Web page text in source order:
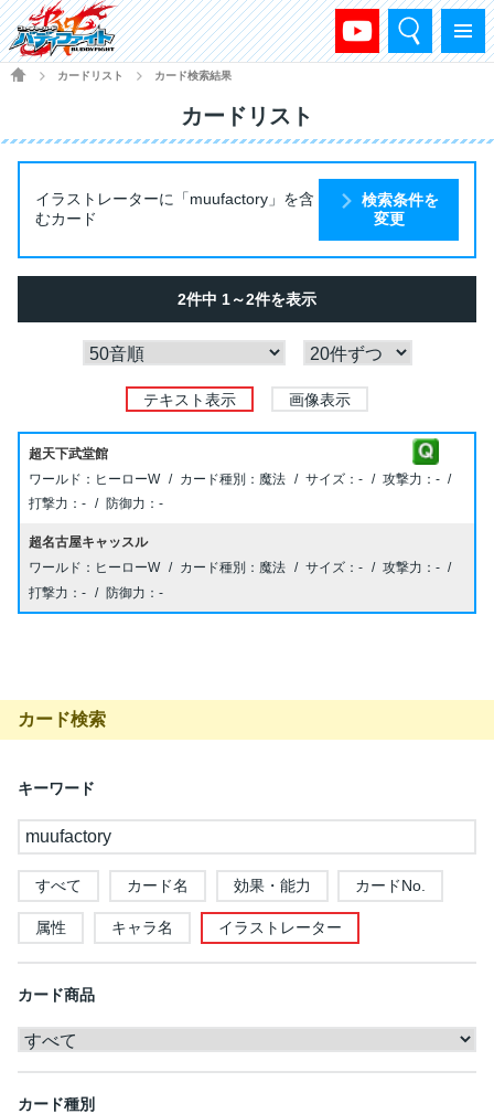
メニュー
検索
HOME
カードリスト カード検索結果
カードリスト
イラストレーターに「muufactory」を含
むカード
検索条件を
変更
2件中 1～2件を表示
テキスト表示 画像表示
超天下武堂館
ヒーローW
魔法 -
-
-
-
超名古屋キャッスル
ヒーローW
魔法 -
-
-
-
カード検索
キーワード
すべて カード名 効果・能力 カードNo.
属性 キャラ名 イラストレーター
カード商品
カード種別